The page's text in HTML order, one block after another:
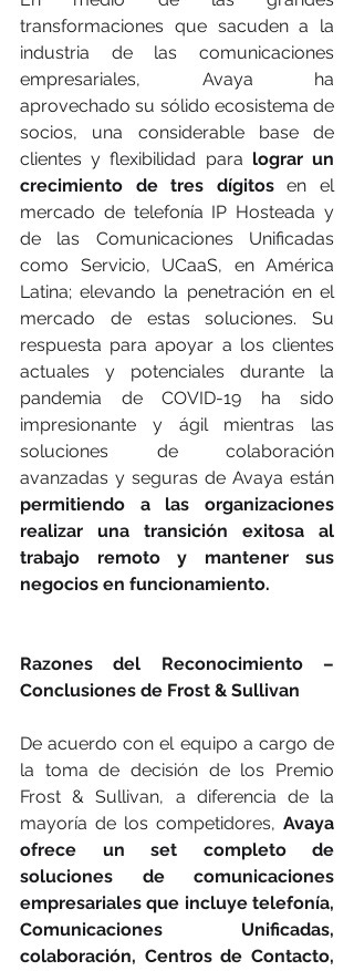
transformaciones que sacuden a la
industria de las comunicaciones
empresariales, Avaya ha
aprovechado su sólido ecosistema de
socios, una considerable base de
clientes y flexibilidad para lograr un
crecimiento de tres dígitos en el
mercado de telefonía IP Hosteada y
de las Comunicaciones Unificadas
como Servicio, UCaaS, en América
Latina; elevando la penetración en el
mercado de estas soluciones. Su
respuesta para apoyar a los clientes
actuales y potenciales durante la
pandemia de COVID-19 ha sido
impresionante y ágil mientras las
soluciones de colaboración
permitiendo a las organizaciones
realizar una transición exitosa al
trabajo remoto y mantener sus
negocios en funcionamiento.
Razones del Reconocimiento –
Conclusiones de Frost & Sullivan
De acuerdo con el equipo a cargo de
la toma de decisión de los Premio
Frost & Sullivan, a diferencia de la
mayoría de los competidores, Avaya
ofrece un set completo de
soluciones de comunicaciones
empresariales que incluye telefonía,
Comunicaciones Unificadas,
colaboración, Centros de Contacto,